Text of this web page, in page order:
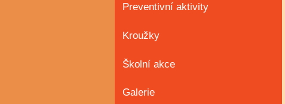
Preventivní aktivity
Kroužky
Školní akce
Galerie